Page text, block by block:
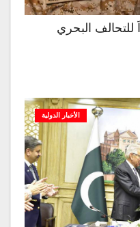
للتحالف البحري
الأخبار الدولية